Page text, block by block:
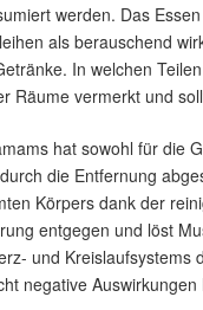
werden. Das
als berauschend
In welchen
Räume vermerkt und
hat sowohl für die
die Entfernung
Körpers dank der
entgegen und löst
und
negative